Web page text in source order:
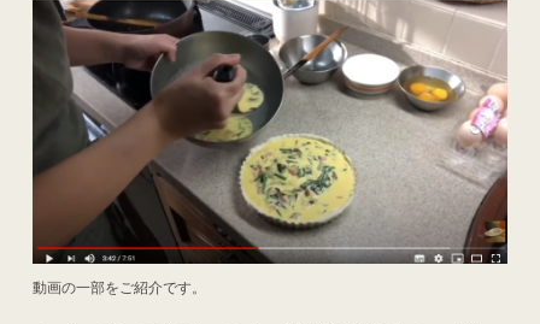
動画の一部をご紹介です。